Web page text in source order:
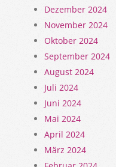
Dezember 2024
November 2024
Oktober 2024
September 2024
August 2024
Juli 2024
Juni 2024
Mai 2024
April 2024
März 2024